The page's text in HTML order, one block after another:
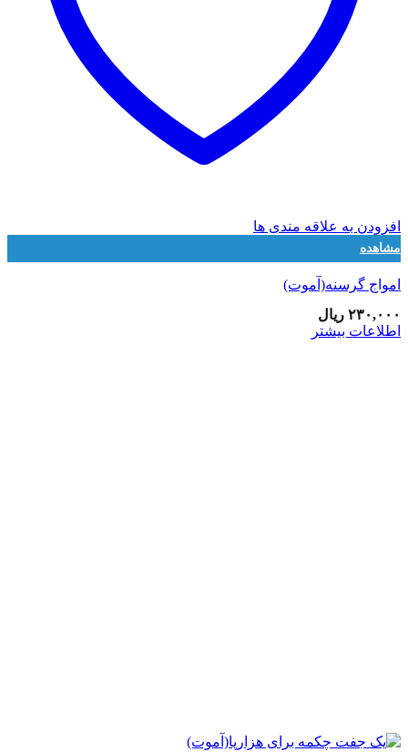
افزودن به علاقه مندی ها
مشاهده
امواج گرسنه(آموت)
۲۳۰,۰۰۰ ریال
اطلاعات بیشتر